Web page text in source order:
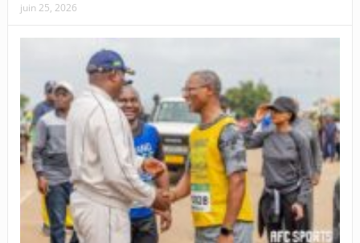
juin 25, 2026